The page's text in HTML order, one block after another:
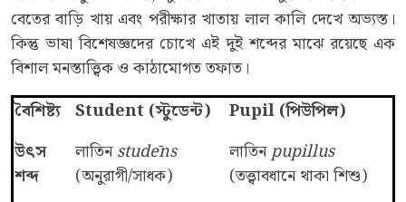
বেতের বাড়ি খায় এবং পরীক্ষার খাতায় লাল কালি দেখে অভ্যস্ত।
কিন্তু ভাষা বিশেষজ্ঞদের চোখে এই দুই শব্দের মাঝে রয়েছে এক
বিশাল মনস্তাত্ত্বিক ও কাঠামোগত তফাত।
বৈশিষ্ট্য Student (স্টুডেন্ট) Pupil (পিউপিল)
উৎস
শব্দ
লাতিনstudēns
(অনুরাগী/সাধক)
লাতিনpupillus
(তত্ত্বাবধানে থাকা শিশু)